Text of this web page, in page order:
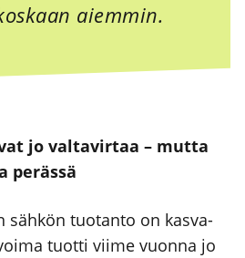
aiem­min.
jo val­ta­vir­taa – mut­ta
peräs­sä
säh­kön tuo­tan­to on kas­va­
tuot­ti vii­me vuon­na jo